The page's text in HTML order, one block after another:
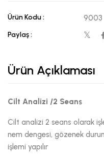
Ürün Kodu : 9003
Paylaş :
Ürün Açıklaması
Cilt Analizi /2 Seans
Cilt analizi 2 seans olarak
nem dengesi, gözenek
işlemi yapılır